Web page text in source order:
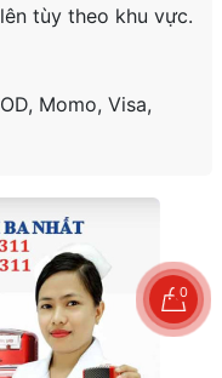
tùy theo khu vực.
Momo, Visa,
0